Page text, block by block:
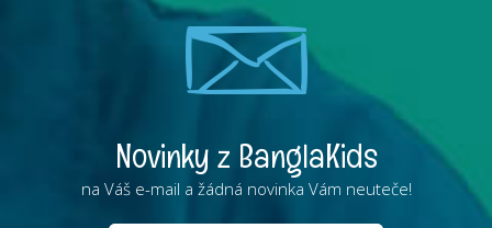
Novinky z BanglaKids
na Váš e-mail a žádná novinka Vám neuteče!